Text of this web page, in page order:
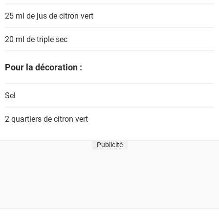
t
25 ml de jus decitron vert
20 ml detriple sec
Pour la décoration :
Sel
2 quartiers decitron vert
Publicité